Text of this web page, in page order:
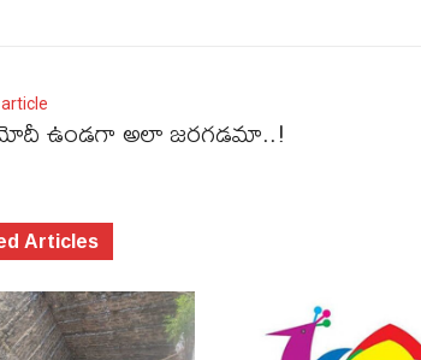
ఉండగా అలా జరగడమా..!
Articles